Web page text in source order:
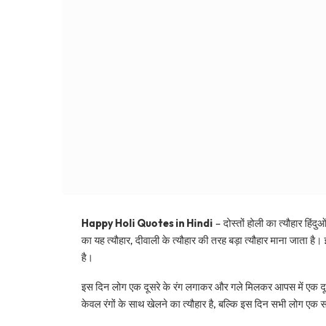
Happy Holi Quotes in Hindi – दोस्तों होली का त्यौहार
का यह त्यौहार, दीवाली के त्यौहार की तरह बड़ा त्यौहार माना जाता
है।
इस दिन लोग एक दूसरे के रंग लगाकर और गले मिलकर आपस में एक
केवल रंगों के साथ खेलने का त्यौहार है, बल्कि इस दिन सभी लोग एक